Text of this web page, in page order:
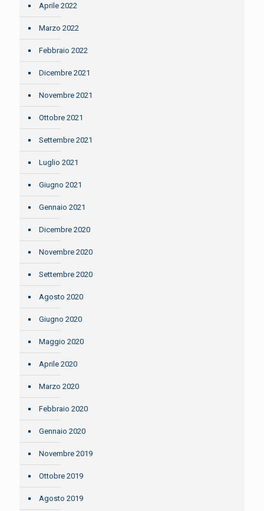
Aprile 2022
Marzo 2022
Febbraio 2022
Dicembre 2021
Novembre 2021
Ottobre 2021
Settembre 2021
Luglio 2021
Giugno 2021
Gennaio 2021
Dicembre 2020
Novembre 2020
Settembre 2020
Agosto 2020
Giugno 2020
Maggio 2020
Aprile 2020
Marzo 2020
Febbraio 2020
Gennaio 2020
Novembre 2019
Ottobre 2019
Agosto 2019